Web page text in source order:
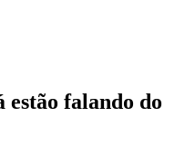
estão falando do